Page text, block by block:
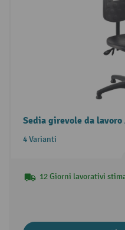
Sedia girevole da
4 Varianti
12 Giorni lavorativi